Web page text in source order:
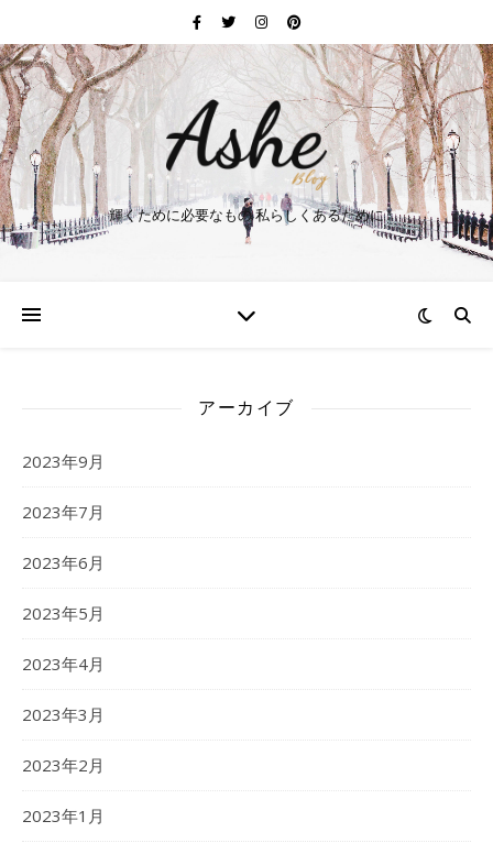
輝くために必要なもの 私らしくあるために
アーカイブ
2023年9月
2023年7月
2023年6月
2023年5月
2023年4月
2023年3月
2023年2月
2023年1月